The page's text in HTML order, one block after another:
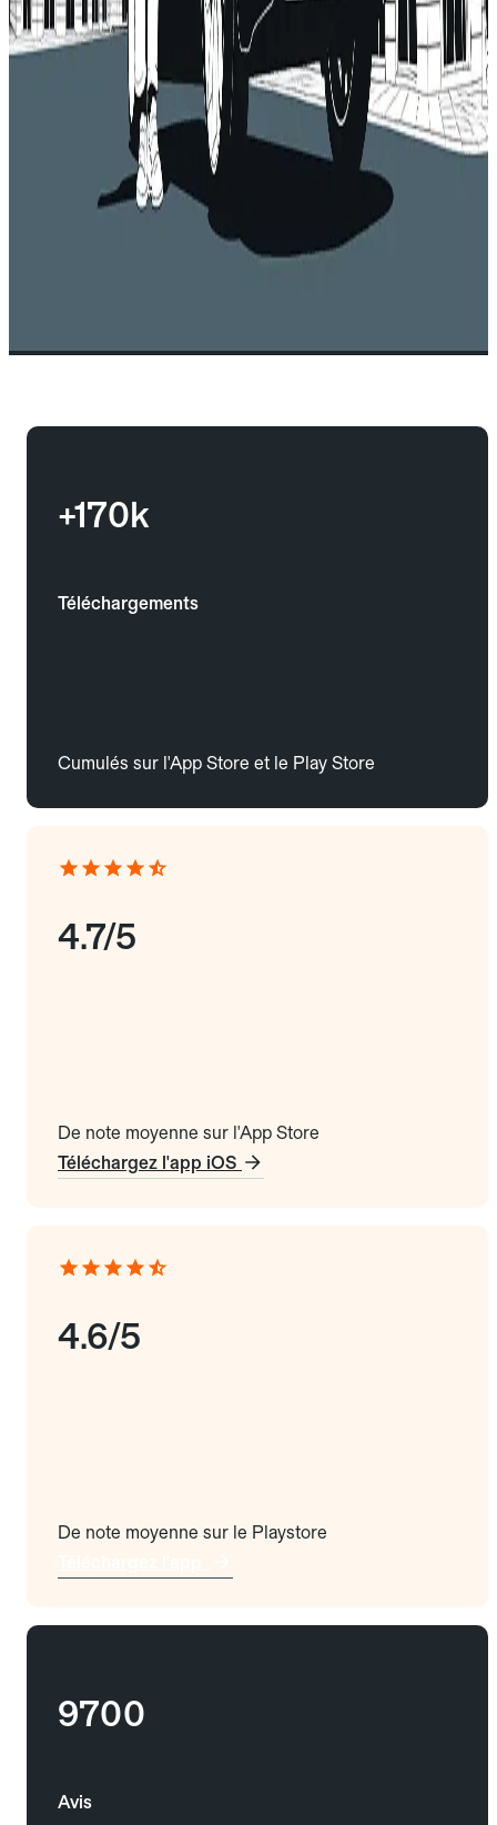
+170k
Téléchargements
Cumulés sur l'App Store et le Play Store
4.7/5
De note moyenne sur l'App Store
Téléchargez l'app iOS
4.6/5
De note moyenne sur le Playstore
9700
Avis